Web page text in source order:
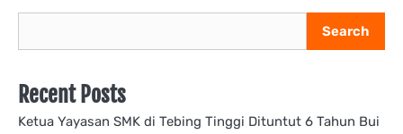
Search
Recent Posts
Ketua Yayasan SMK di Tebing Tinggi Dituntut 6 Tahun Bui